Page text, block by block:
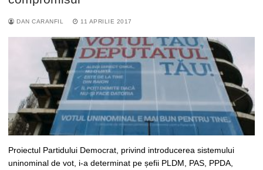
DAN CARANFIL 11 APRILIE 2017
Proiectul Partidului Democrat, privind introducerea sistemului
uninominal de vot, i-a determinat pe șefii PLDM, PAS, PPDA,